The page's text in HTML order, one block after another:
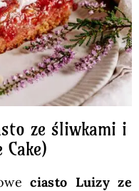
Przetwory
Posiłki
Zdrowo i fit
ze śliwkami i
Cake)
ciasto Luizy ze